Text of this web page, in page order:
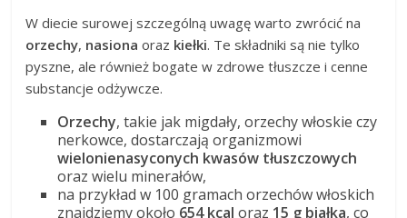
W diecie surowej szczególną uwagę warto zwrócić na
orzechy, nasiona oraz kiełki. Te składniki są nie tylko
pyszne, ale również bogate w zdrowe tłuszcze i cenne
substancje odżywcze.
Orzechy, takie jak migdały, orzechy włoskie czy
nerkowce, dostarczają organizmowi
wielonienasyconych kwasów tłuszczowych
oraz wielu minerałów,
na przykład w 100 gramach orzechów włoskich
znajdziemy około 654 kcal oraz 15 g białka, co